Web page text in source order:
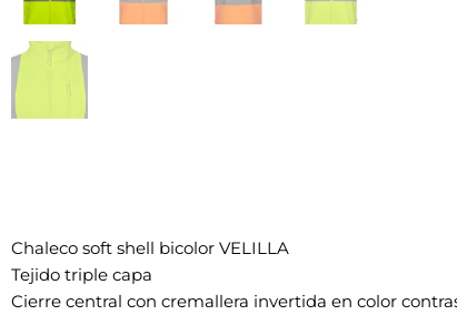
Chaleco soft shell bicolor VELILLA
Tejido triple capa
Cierre central con cremallera invertida en color